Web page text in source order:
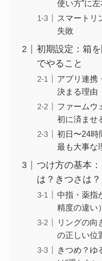
使い方”に
スマートリ
失敗
初期設定：箱
でやること
アプリ連携
決まる理由
ファームウ
初に済ませ
初日〜24時
最も大事な
つけ方の基本
は？きつさは？
中指・薬指
精度の違い）
リングの向
の正しい位
きつめ？ゆ